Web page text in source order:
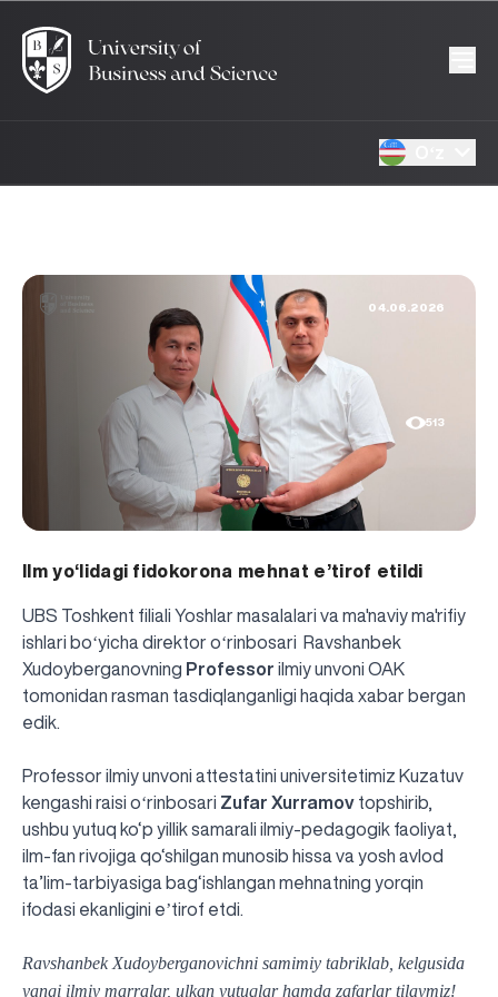
04.06.2026
513
Ilm yo‘lidagi fidokorona mehnat e’tirof etildi
UBS Toshkent filiali Yoshlar masalalari va ma'naviy ma'rifiy
ishlari boʻyicha direktor oʻrinbosari Ravshanbek
Xudoyberganovning Professor ilmiy unvoni OAK
tomonidan rasman tasdiqlanganligi haqida xabar bergan
edik.
Professor ilmiy unvoni attestatini universitetimiz Kuzatuv
kengashi raisi oʻrinbosari Zufar Xurramov topshirib,
ushbu yutuq ko‘p yillik samarali ilmiy-pedagogik faoliyat,
ilm-fan rivojiga qo‘shilgan munosib hissa va yosh avlod
ta’lim-tarbiyasiga bag‘ishlangan mehnatning yorqin
ifodasi ekanligini eʼtirof etdi.
Ravshanbek Xudoyberganovichni samimiy tabriklab, kelgusida
yangi ilmiy marralar, ulkan yutuqlar hamda zafarlar tilaymiz!
UBS professori "Yangi O‘zbekiston yosh olimlari"
Sevimli "UBS xabarnomasi" gazetamizning yangi soni
UBS va bitiruvchi talabalar viloyat hokimligi tomonidan
Til oʻrganishda Ovropacha aytganda "level up" qilishni
Inson kapitaliga yo‘naltirilgan investitsiya — Yangi